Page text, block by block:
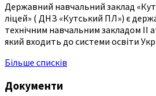
Державний навчальний заклад
ліцей» ( ДНЗ «Кутський ПЛ») є
технічним навчальним закладом ІІ
який входить до системи освіти
Більше списків
Документи